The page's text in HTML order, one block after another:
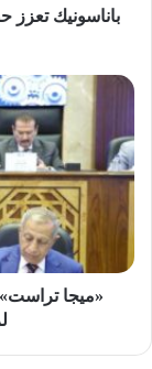
شاملة
باناسونيك
«ميجا
تراست»
العربية
يُطلقان
برنامجًا
وتأهيل
الكوادر«ميجا تراست»